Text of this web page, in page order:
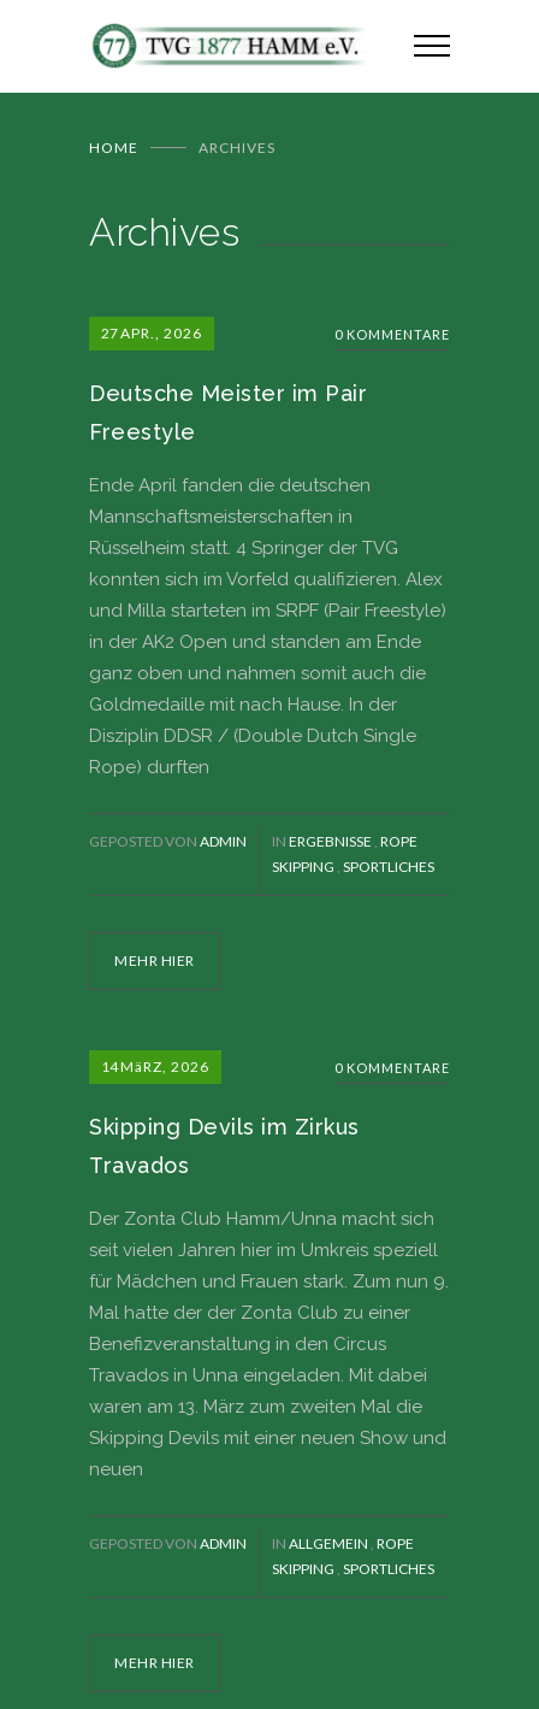
HOME ARCHIVES
Archives
27APR., 2026 0 KOMMENTARE
Deutsche Meister im Pair
Freestyle
Ende April fanden die deutschen
Mannschaftsmeisterschaften in
Rüsselheim statt. 4 Springer der TVG
konnten sich im Vorfeld qualifizieren. Alex
und Milla starteten im SRPF (Pair Freestyle)
in der AK2 Open und standen am Ende
ganz oben und nahmen somit auch die
Goldmedaille mit nach Hause. In der
Disziplin DDSR / (Double Dutch Single
Rope) durften
MEHR HIER
GEPOSTED VON ADMIN IN ERGEBNISSE ROPE
SKIPPING SPORTLICHES
14MäRZ, 2026 0 KOMMENTARE
Skipping Devils im Zirkus
Travados
Der Zonta Club Hamm/Unna macht sich
seit vielen Jahren hier im Umkreis speziell
für Mädchen und Frauen stark. Zum nun 9.
Mal hatte der der Zonta Club zu einer
Benefizveranstaltung in den Circus
Travados in Unna eingeladen. Mit dabei
waren am 13. März zum zweiten Mal die
Skipping Devils mit einer neuen Show und
neuen
MEHR HIER
GEPOSTED VON ADMIN IN ALLGEMEIN ROPE
SKIPPING SPORTLICHES